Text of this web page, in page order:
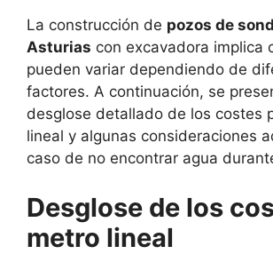
La construcción de pozos de
Asturias con excavadora implica
pueden variar dependiendo de
factores. A continuación, se
desglose detallado de los costes
lineal y algunas consideraciones
caso de no encontrar agua
Desglose de los
metro lineal